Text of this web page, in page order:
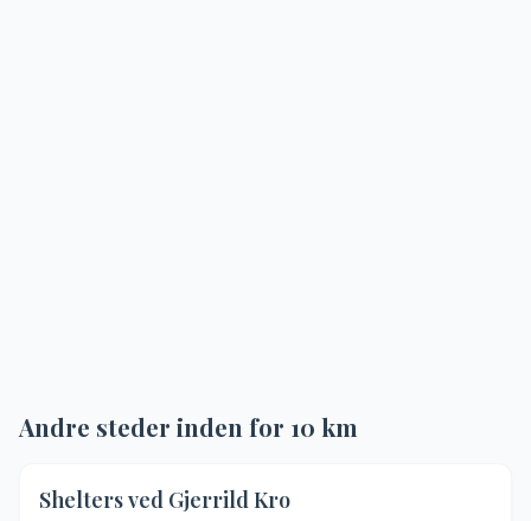
Andre steder inden for 10 km
Shelters ved Gjerrild Kro